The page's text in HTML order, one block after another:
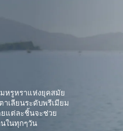
หรูหราแห่งยุคสมัย
เลียนระดับพรีเมียม
แต่ละชิ้นจะช่วย
นในทุกๆวัน